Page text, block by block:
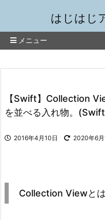
はじはじ
メニュー
【Swift】Collection
を並べる入れ物。
2016年4月10日 2020年6月
Collection Viewとは